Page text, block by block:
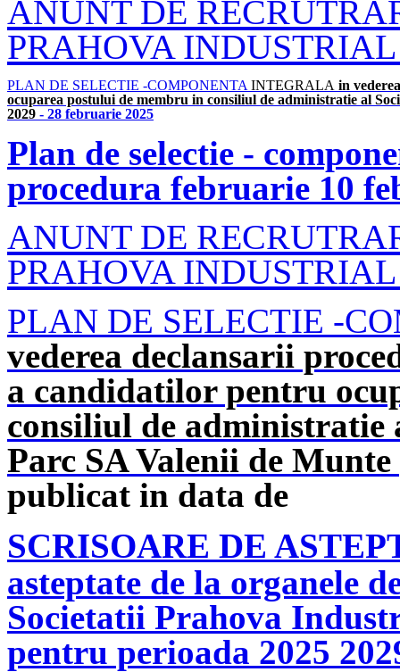
ANUNT DE
PRAHOVA INDUSTRIAL
PLAN DE SELECTIE -COMPONENTA INTEGRALA in
ocuparea postului de membru in consiliul de administratie al
2029 - 28 februarie 2025
Plan de selectie -
procedura februarie 10
ANUNT DE
PRAHOVA INDUSTRIAL
PLAN DE SELECTIE -
vederea declansarii
a candidatilor pentru
consiliul de
Parc SA Valenii de
publicat in data de
SCRISOARE DE
asteptate de la organele
Societatii Prahova
pentru perioada 2025